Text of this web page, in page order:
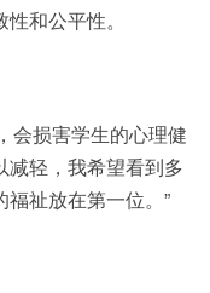
和公平性。
会损害学生的心理健
减轻，我希望看到多
祉放在第一位。”